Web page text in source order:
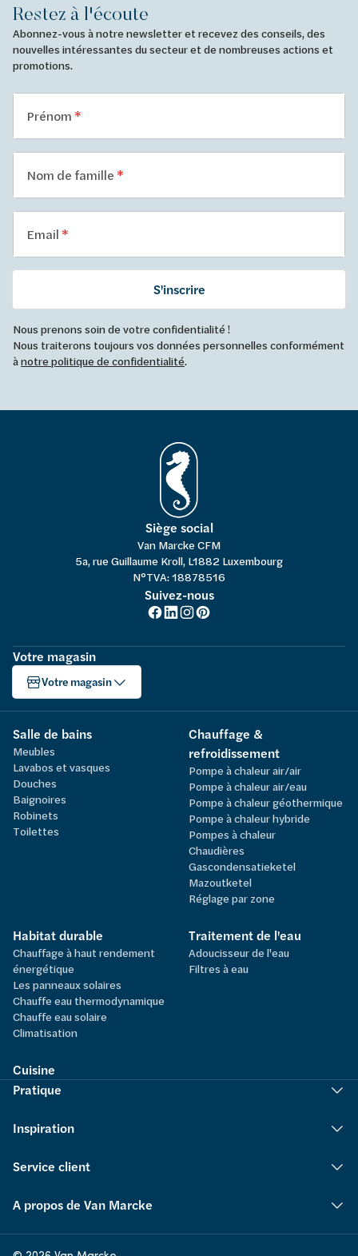
Restez à l'écoute
Abonnez-vous à notre newsletter et recevez des conseils, des
nouvelles intéressantes du secteur et de nombreuses actions et
promotions.
Prénom
Nom de famille
Email
S'inscrire
Nous prenons soin de votre confidentialité !
Nous traiterons toujours vos données personnelles conformément
ànotre politique de confidentialité.
Siège social
Van Marcke CFM
5a, rue Guillaume Kroll, L1882 Luxembourg
N°TVA: 18878516
Suivez-nous
Votre magasin
Votre magasin
Salle de bains
Meubles
Lavabos et vasques
Douches
Baignoires
Robinets
Toilettes
Chauffage &
refroidissement
Pompe à chaleur air/air
Pompe à chaleur air/eau
Pompe à chaleur géothermique
Pompe à chaleur hybride
Pompes à chaleur
Chaudières
Gascondensatieketel
Mazoutketel
Réglage par zone
Habitat durable
Chauffage à haut rendement
énergétique
Les panneaux solaires
Chauffe eau thermodynamique
Chauffe eau solaire
Climatisation
Traitement de l'eau
Adoucisseur de l'eau
Filtres à eau
Cuisine
Pratique
Inspiration
Service client
A propos de Van Marcke